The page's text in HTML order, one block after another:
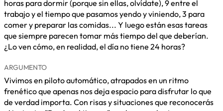
horas para dormir (porque sin ellas, olvídate), 9 entre el
trabajo y el tiempo que pasamos yendo y viniendo, 3 para
comer y preparar las comidas... Y luego están esas tareas
que siempre parecen tomar más tiempo del que deberían.
¿Lo ven cómo, en realidad, el día no tiene 24 horas?
ARGUMENTO
Vivimos en piloto automático, atrapados en un ritmo
frenético que apenas nos deja espacio para disfrutar lo que
de verdad importa. Con risas y situaciones que reconocerás